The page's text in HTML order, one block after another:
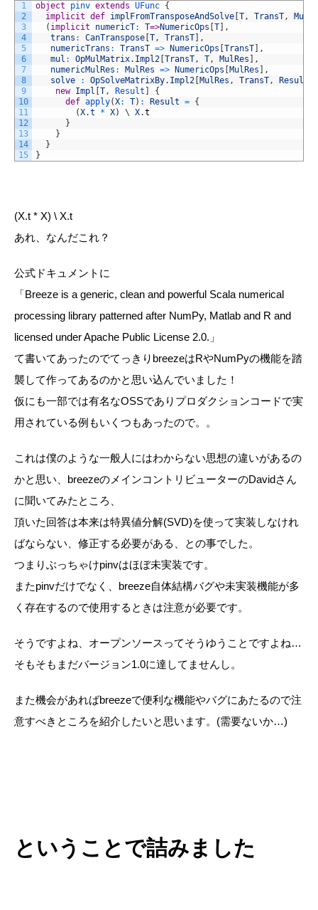
1
2
3
4
5
6
7
8
9
10
11
12
13
14
15
object pinv extends UFunc {
implicit def implFromTransposeAndSolve T, TransT,
( implicit numericT: T=>NumericOps T
,
trans : CanTranspose T, TransT
,
numericTrans : TransT => NumericOps TransT
,
mul : OpMulMatrix. Impl2 TransT, T, MulRes
,
numericMulRes : MulRes => NumericOps MulRes
,
solve
: OpSolveMatrixBy. Impl2 MulRes , TransT, Result
new Impl T, Result
{
def apply(X: T) : Result = {
(X.t * X) \ X.t
}
}
}
}
(X.t * X) \ X.t
あれ、なんだこれ？
公式ドキュメントに
「Breeze is a generic, clean and powerful Scala numerical
processing library patterned after NumPy, Matlab and R and
licensed under Apache Public License 2.0. 」
て書いてあったのでてっきり breezeはRやNumPyの機能を踏
襲して作ってあるのかと思い込んでいました！
仮にも一部では有名なOSSでありプロダクションコードで実
用されている例もいくつもあったので。。
これは僕のような一般人にはわからない思想の違いがあるの
かと思い、 breezeのメインコントリビューターのDavidさん
に聞いてみたところ、
頂いた回答は本来は特異値分解(SVD)を使って実装しなけれ
ばならない、修正する必要がある、との事でした。
つまりぶっちゃけpinvはほぼ未実装です。
またpinvだけでなく、 breeze自体結構バグや未実装機能が多
く存在するので使用するときは注意が必要です。
そうですよね、オープンソースってそうゆうことですよね…
そもそもまだバージョン1.0に達してませんし。
また機会があればbreezeで便利な機能やバグにあたるので注
意すべきところを紹介したいと思います。(需要ないか…)
ということで詰みました